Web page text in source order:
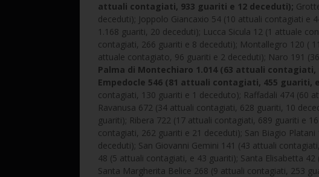
attuali contagiati, 933 guariti e 12 deceduti);
deceduti); Joppolo Giancaxio 54 (10 attuali contagiati e
1.168 guariti, 20 deceduti); Lucca Sicula 12 (1 attuale
contagiati, 266 guariti e 8 deceduti); Montallegro 120 (
attuale contagiato, 96 guariti e 2 deceduti); Naro 191
Palma di Montechiaro 1.014 (63 attuali
Empedocle 546 (81 attuali contagiati, 455 guariti,
contagiati, 130 guariti e 1 deceduto); Raffadali 474 (60
Ravanusa 672 (34 attuali contagiati, 628 guariti, 10
guariti); Ribera 722 (17 attuali contagiati, 689 guariti e
contagiati, 262 guariti e 21 deceduti); San Biagio
deceduti); San Giovanni Gemini 141 (43 attuali
48 (5 attuali contagiati, e 43 guariti); Santa Elisabetta
Santa Margherita Belice 268 (9 attuali contagiati, 253